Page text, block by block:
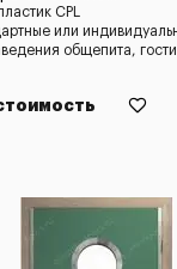
CPL
или
общепита,